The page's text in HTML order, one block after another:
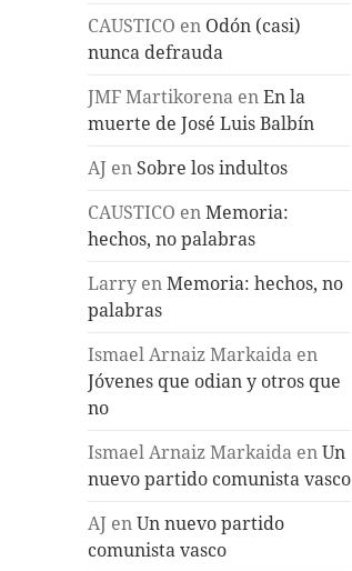
CAUSTICO en Odón (casi)
nunca defrauda
JMF Martikorena enEn la
muerte de José Luis Balbín
AJ en Sobre los indultos
CAUSTICO enMemoria:
hechos, no palabras
Larry enMemoria: hechos, no
palabras
Ismael Arnaiz Markaida en
Jóvenes que odian y otros que
no
Ismael Arnaiz Markaida enUn
nuevo partido comunista vasco
AJ enUn nuevo partido
comunista vasco